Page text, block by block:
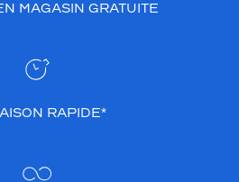
MAGASIN GRATUITE
RAPIDE*